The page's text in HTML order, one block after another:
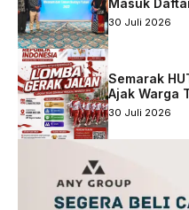
2027
30 Juli 2026
Semarak
Ajak Warga
Jalan
30 Juli 2026